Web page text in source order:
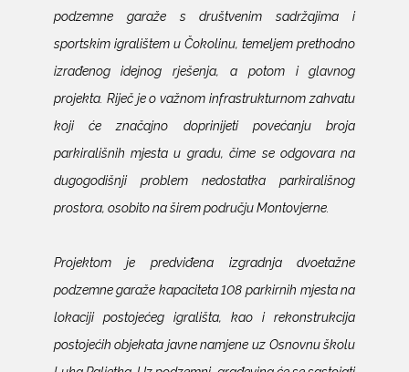
podzemne garaže s društvenim sadržajima i
sportskim igralištem u Čokolinu, temeljem prethodno
izrađenog idejnog rješenja, a potom i glavnog
projekta. Riječ je o važnom infrastrukturnom zahvatu
koji će značajno doprinijeti povećanju broja
parkirališnih mjesta u gradu, čime se odgovara na
dugogodišnji problem nedostatka parkirališnog
prostora, osobito na širem području Montovjerne.
Projektom je predviđena izgradnja dvoetažne
podzemne garaže kapaciteta 108 parkirnih mjesta na
lokaciji postojećeg igrališta, kao i rekonstrukcija
postojećih objekata javne namjene uz Osnovnu školu